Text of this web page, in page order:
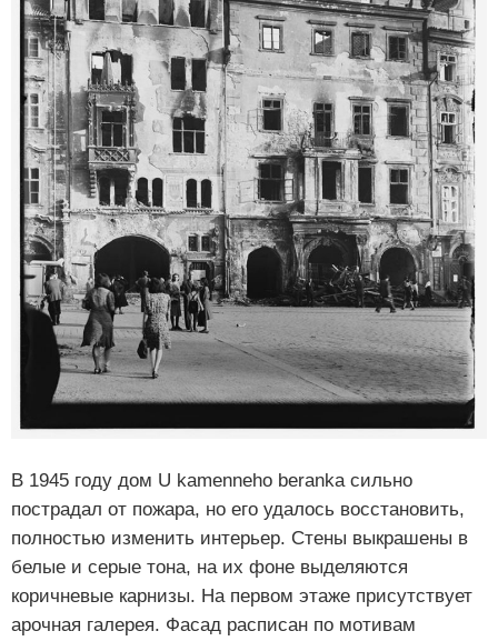
В 1945 году дом U kamenneho beranka сильно
пострадал от пожара, но его удалось восстановить,
полностью изменить интерьер. Стены выкрашены в
белые и серые тона, на их фоне выделяются
коричневые карнизы. На первом этаже присутствует
арочная галерея. Фасад расписан по мотивам